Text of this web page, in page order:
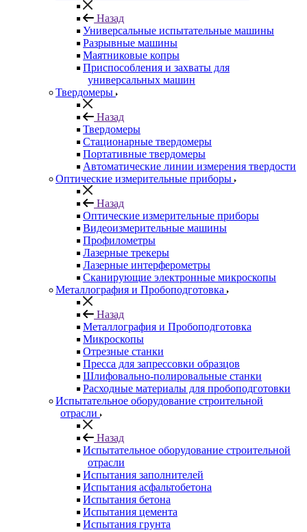
Назад
Универсальные испытательные машины
Разрывные машины
Маятниковые копры
Приспособления и захваты для
универсальных машин
Твердомеры
Назад
Твердомеры
Стационарные твердомеры
Портативные твердомеры
Автоматические линии измерения твердости
Оптические измерительные приборы
Назад
Оптические измерительные приборы
Видеоизмерительные машины
Профилометры
Лазерные трекеры
Лазерные интерферометры
Сканирующие электронные микроскопы
Металлография и Пробоподготовка
Назад
Металлография и Пробоподготовка
Микроскопы
Отрезные станки
Пресса для запрессовки образцов
Шлифовально-полировальные станки
Расходные материалы для пробоподготовки
Испытательное оборудование строительной
отрасли
Назад
Испытательное оборудование строительной
отрасли
Испытания заполнителей
Испытания асфальтобетона
Испытания бетона
Испытания цемента
Испытания грунта